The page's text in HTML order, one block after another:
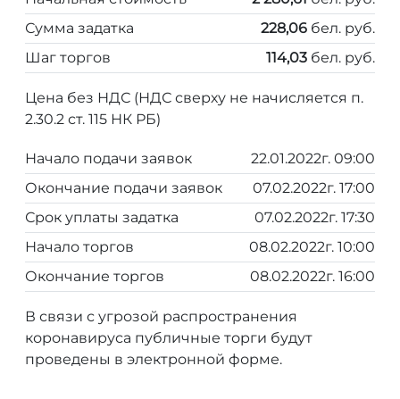
Сумма задатка
228,06 бел. руб.
Шаг торгов
114,03 бел. руб.
Цена без НДС (НДС сверху не начисляется п.
2.30.2 ст. 115 НК РБ)
Начало подачи заявок
22.01.2022г. 09:00
Окончание подачи заявок
07.02.2022г. 17:00
Срок уплаты задатка
07.02.2022г. 17:30
Начало торгов
08.02.2022г. 10:00
Окончание торгов
08.02.2022г. 16:00
В связи с угрозой распространения
коронавируса публичные торги будут
проведены в электронной форме.